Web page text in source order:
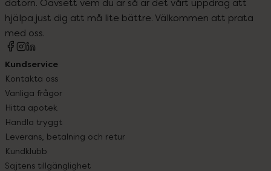
hjälpa just dig att må lite bättre. Välkommen att prata
med oss.
Kundservice
Kontakta oss
Vanliga frågor
Hitta apotek
Handla tryggt
Leverans, betalning och retur
Kundklubb
Sajtens tillgänglighet